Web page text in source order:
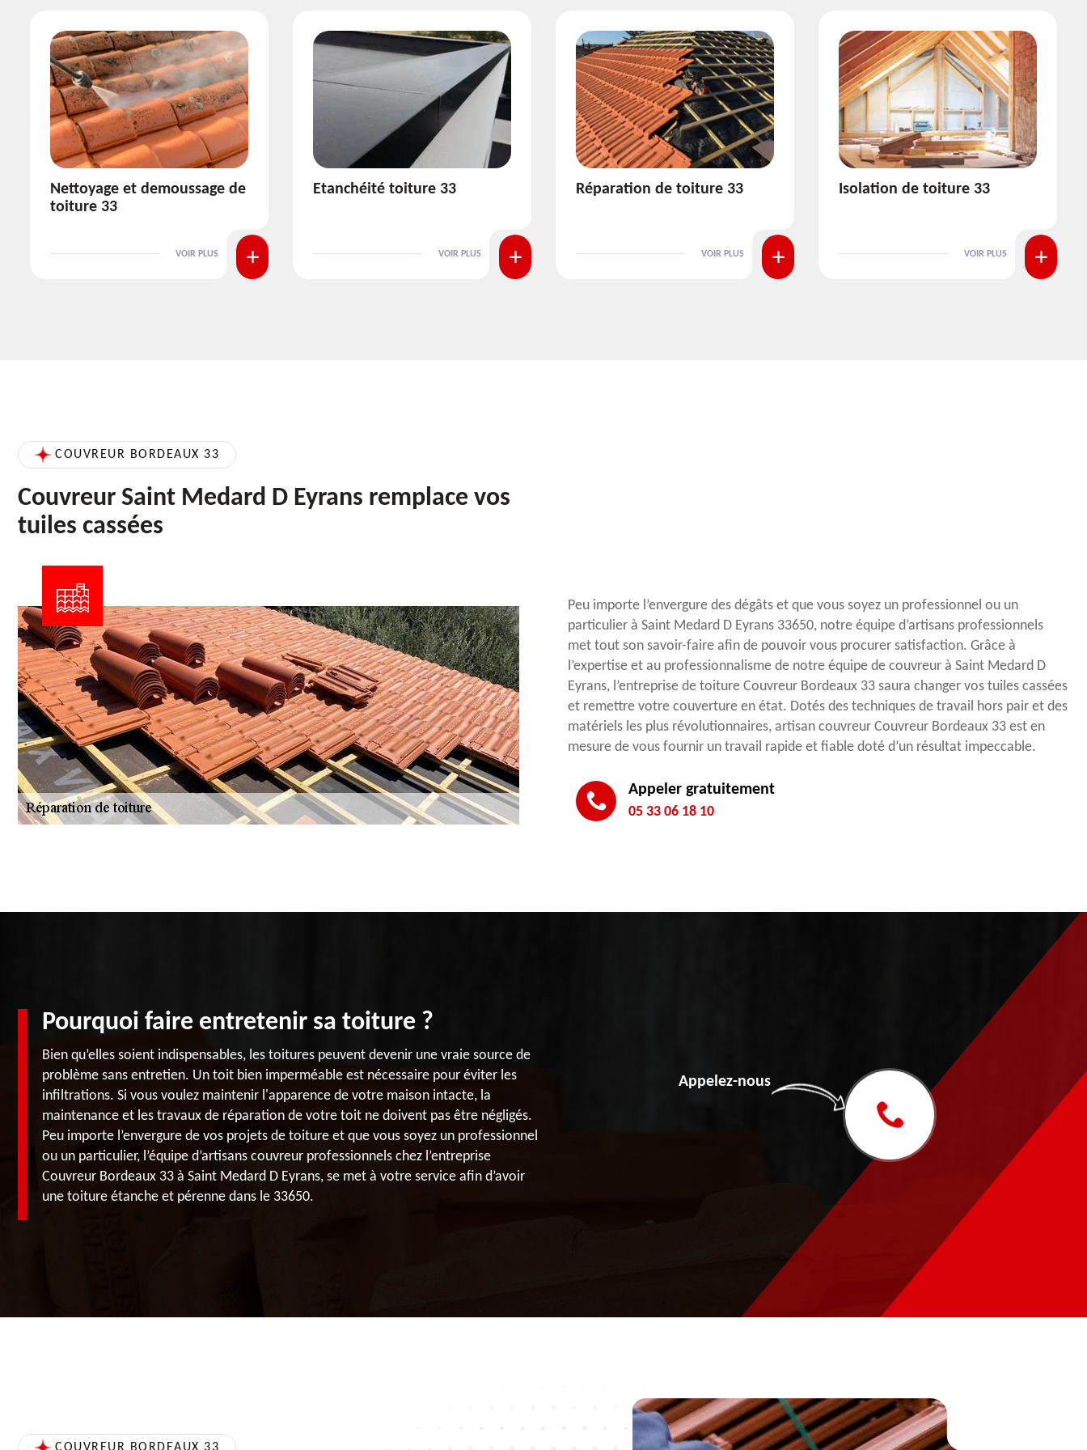
Etanchéité toiture 33
VOIR PLUS
Réparation de toiture 33
VOIR PLUS
Isolation de toiture 33
VOIR PLUS
Pose et nettoyage de
VOIR PLUS
COUVREUR BORDEAUX 33
Couvreur Saint Medard D Eyrans remplace vos
tuiles cassées
Peu importe l’envergure des dégâts et que vous soyez un professionnel ou un
particulier à Saint Medard D Eyrans 33650, notre équipe d’artisans professionnels
met tout son savoir-faire afin de pouvoir vous procurer satisfaction. Grâce à
l’expertise et au professionnalisme de notre équipe de couvreur à Saint Medard D
Eyrans, l’entreprise de toiture Couvreur Bordeaux 33 saura changer vos tuiles cassées
et remettre votre couverture en état. Dotés des techniques de travail hors pair et des
matériels les plus révolutionnaires, artisan couvreur Couvreur Bordeaux 33 est en
mesure de vous fournir un travail rapide et fiable doté d’un résultat impeccable.
Appeler gratuitement
05 33 06 18 10
Pourquoi faire entretenir sa toiture ?
Bien qu’elles soient indispensables, les toitures peuvent devenir une vraie source de
problème sans entretien. Un toit bien imperméable est nécessaire pour éviter les
infiltrations. Si vous voulez maintenir l'apparence de votre maison intacte, la
maintenance et les travaux de réparation de votre toit ne doivent pas être négligés.
Peu importe l’envergure de vos projets de toiture et que vous soyez un professionnel
ou un particulier, l’équipe d’artisans couvreur professionnels chez l’entreprise
Couvreur Bordeaux 33 à Saint Medard D Eyrans, se met à votre service afin d’avoir
une toiture étanche et pérenne dans le 33650.
Appelez-nous